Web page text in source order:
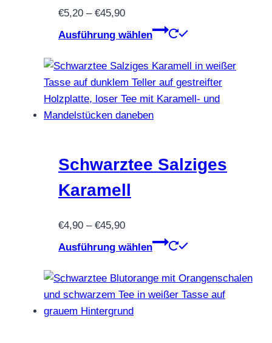
werden
€5,20 – €45,90Preisspanne:
€5,20
€45,90
Ausführung wählen
Dieses
weist
mehrere
Varianten
können
auf
werden
Schwarztee Salziges
Karamell
€4,90 – €45,90Preisspanne:
€4,90
€45,90
Ausführung wählen
Dieses
weist
mehrere